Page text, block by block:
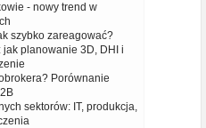
- nowy trend w
szybko zareagować?
jak planowanie 3D, DHI i
Porównanie
sektorów: IT, produkcja,